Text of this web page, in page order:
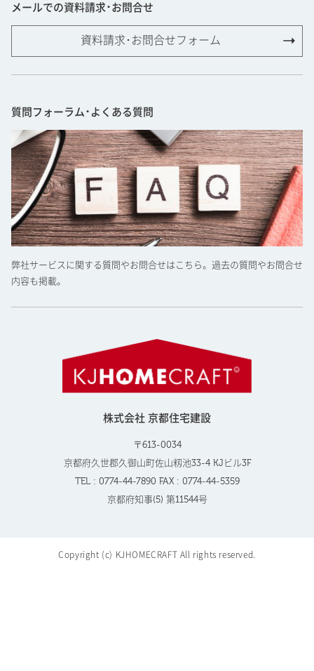
メールでの資料請求･お問合せ
資料請求･お問合せフォーム
質問フォーラム･よくある質問
弊社サービスに関する質問やお問合せはこちら。過去の質問やお問合せ
内容も掲載。
株式会社 京都住宅建設
〒613-0034
京都府久世郡久御山町佐山籾池33-4 KJビル3F
TEL : 0774-44-7890 FAX : 0774-44-5359
京都府知事(5) 第11544号
Copyright (c) KJHOMECRAFT All rights reserved.